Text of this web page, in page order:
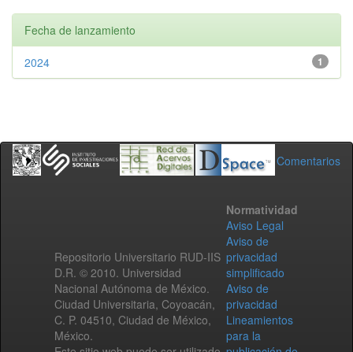
Fecha de lanzamiento
1
2024
Comentarios
Repositorio Universitario RUD-IIS
D.R. © 2010. Universidad
Nacional Autónoma de México.
Ciudad Universitaria, Coyoacán,
C. P. 04510, Ciudad de México,
México.
Normatividad
Aviso Legal
Aviso de
privacidad
simplificado
Aviso de
privacidad
Lineamientos
para la